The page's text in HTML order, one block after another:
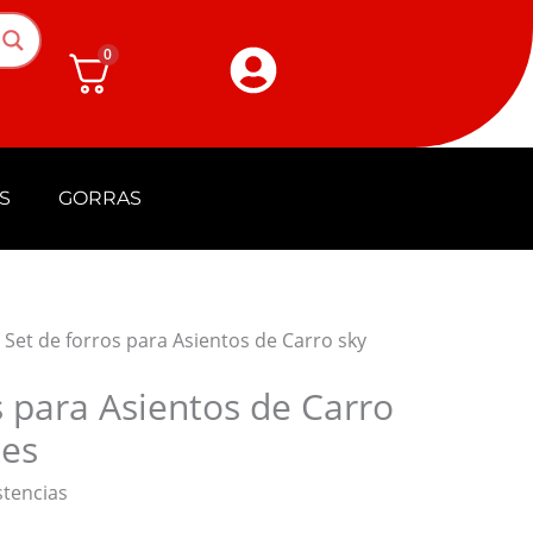
0
GORRAS
de forros para Asientos de Carro sky
Asientos de Carro